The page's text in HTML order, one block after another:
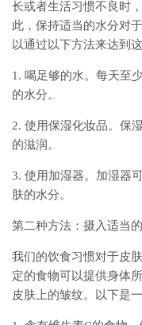
长或者生活习惯不良时
此，保持适当的水分对
以通过以下方法来达到
1. 喝足够的水。每天至
的水分。
2. 使用保湿化妆品。保
的滋润。
3. 使用加湿器。加湿器
肤的水分。
第二种方法：摄入适当
我们的饮食习惯对于皮
定的食物可以提供身体
皮肤上的皱纹。以下是